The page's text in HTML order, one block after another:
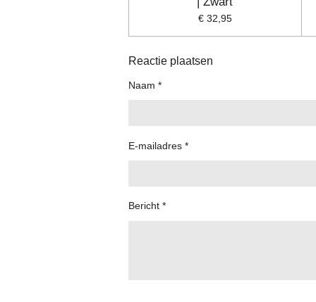
€ 32,95
Reactie plaatsen
Naam *
E-mailadres *
Bericht *